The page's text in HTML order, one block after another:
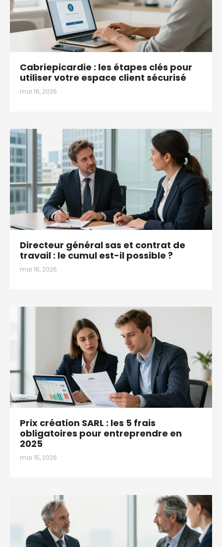
Cabriepicardie : les étapes clés pour
utiliser votre espace client sécurisé
mai 16, 2026
Directeur général sas et contrat de
travail : le cumul est-il possible ?
mai 16, 2026
Prix création SARL : les 5 frais
obligatoires pour entreprendre en
2025
mai 15, 2026